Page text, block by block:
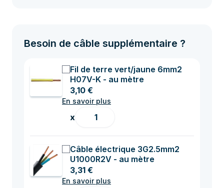
Besoin de câble supplémentaire ?
Fil de terre vert/jaune 6mm2
H07V-K - au mètre
3,10 €
En savoir plus
x
Câble électrique 3G2.5mm2
U1000R2V - au mètre
3,31 €
En savoir plus